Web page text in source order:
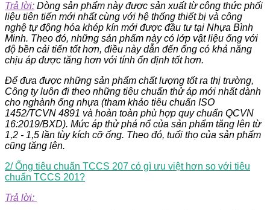
Trả lời: Dòng sản phẩm này được sản xuất từ công thức phối
liệu tiên tiến mới nhất cùng với hệ thống thiết bị và công
nghệ tự động hóa khép kín mới được đầu tư tại Nhựa Bình
Minh. Theo đó, những sản phẩm này có lớp vật liệu ống với
độ bền cải tiến tốt hơn, điều này dẫn đến ống có khả năng
chịu áp được tăng hơn với tính ổn định tốt hơn.
Để đưa được những sản phẩm chất lượng tốt ra thị trường,
Công ty luôn đi theo những tiêu chuẩn thử áp mới nhất dành
cho nghành ống nhựa (tham khảo tiêu chuẩn ISO
1452/TCVN 4891 và hoàn toàn phù hợp quy chuẩn QCVN
16:2019/BXD). Mức áp thử phá nổ của sản phẩm tăng lên từ
1,2 - 1,5 lần tùy kích cỡ ống. Theo đó, tuổi thọ của sản phẩm
cũng tăng lên.
2/ Ống tiêu chuẩn TCCS 207 có gì ưu việt hơn so với tiêu
chuẩn TCCS 201?
Trả lời: